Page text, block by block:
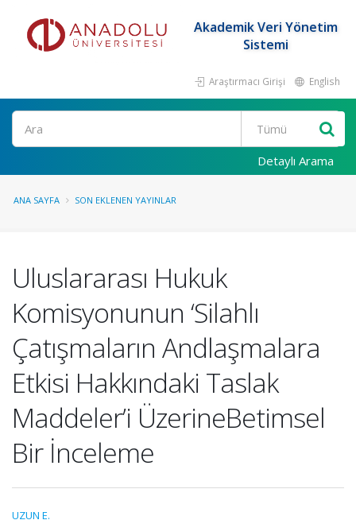
Akademik Veri Yönetim
Sistemi
Araştırmacı Girişi English
Ara
Detaylı Arama
ANA SAYFA SON EKLENEN YAYINLAR
Uluslararası Hukuk
Komisyonunun ‘Silahlı
Çatışmaların Andlaşmalara
Etkisi Hakkındaki Taslak
Maddeler’i ÜzerineBetimsel
Bir İnceleme
UZUN E.